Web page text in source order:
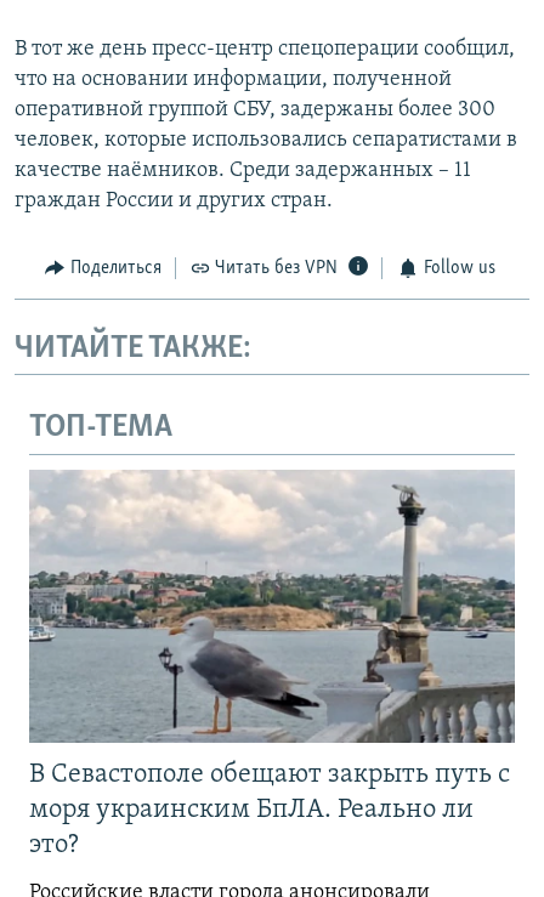
В тот же день пресс-центр спецоперации сообщил,
что на основании информации, полученной
оперативной группой СБУ, задержаны более 300
человек, которые использовались сепаратистами в
качестве наёмников. Среди задержанных – 11
граждан России и других стран.
Поделиться Читать без VPN Follow us
ЧИТАЙТЕ ТАКЖЕ:
ТОП-ТЕМА
В Севастополе обещают закрыть путь с
моря украинским БпЛА. Реально ли
это?